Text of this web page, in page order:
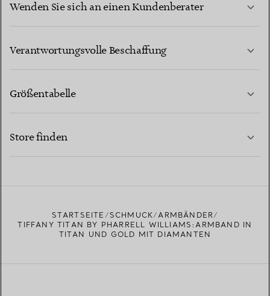
Wenden Sie sich an einen Kundenberater
Verantwortungsvolle Beschaffung
Größentabelle
Store finden
STARTSEITE SCHMUCK
ARMBÄNDER
TIFFANY TITAN BY PHARRELL WILLIAMS:ARMBAND IN
TITAN UND GOLD MIT DIAMANTEN